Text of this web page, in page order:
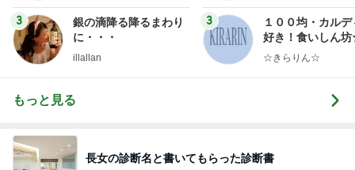
3
銀の滴降る降るまわり
に・・・
illallan
3
１００均・カルデ
好き！食いしん
らりん☆のブログ
☆きらりん☆
もっと見る
長女の診断名と書いてもらった診断書